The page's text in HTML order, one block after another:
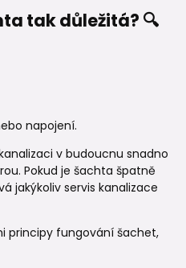
tak důležitá? 🔍
napojení.
v budoucnu snadno
Pokud je šachta špatně
jakýkoliv servis kanalizace
principy fungování šachet,